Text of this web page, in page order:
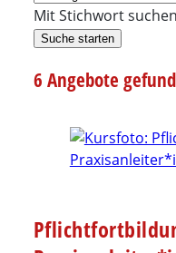
Mit Stichwort
Suche starten
6 Angebote